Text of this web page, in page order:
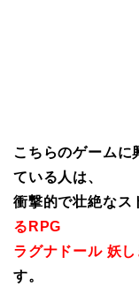
こちらのゲームに
ている人は、
衝撃的で壮絶なス
るRPG
ラグナドール 妖
す。